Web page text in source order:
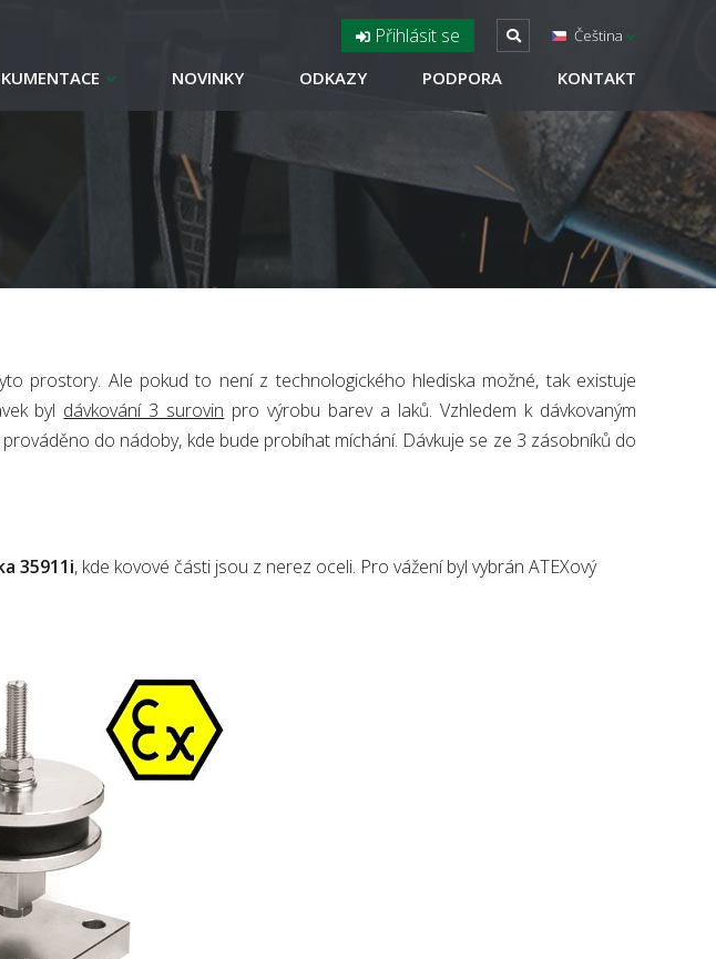
Přihlásit se Čeština
NOVINKY ODKAZY PODPORA KONTAKT
prostory. Ale pokud to není z technologického hlediska možné, tak existuje
byl dávkování 3 surovin pro výrobu barev a laků. Vzhledem k dávkovaným
do nádoby, kde bude probíhat míchání. Dávkuje se ze 3 zásobníků do
35911i, kde kovové části jsou z nerez oceli. Pro vážení byl vybrán ATEXový